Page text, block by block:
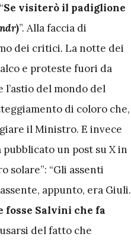
Se visiterò il padiglione
ndr)”. Alla faccia di
dei critici. La notte dei
e proteste fuori da
l’astio del mondo del
di coloro che,
il Ministro. E invece
pubblicato un post su X in
solare”: “Gli assenti
appunto, era Giuli.
fosse Salvini che fa
del fatto che